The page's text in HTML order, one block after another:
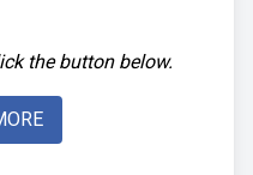
the button below.